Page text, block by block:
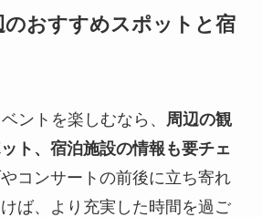
のおすすめスポットと宿
ントを楽しむなら、
周辺の観
ト、宿泊施設の情報も要チェ
コンサートの前後に立ち寄れ
ば、より充実した時間を過ご